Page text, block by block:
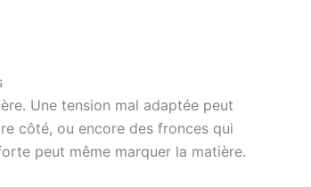
Une tension mal adaptée peut
côté, ou encore des fronces qui
peut même marquer la matière.